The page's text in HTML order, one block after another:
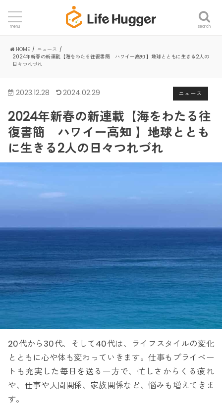
search
menu
HOME
ニュース
2024年新春の新連載【海をわたる往復書簡 ハワイー高知 】地球とともに生きる2人の
日々つれづれ
ニュース
2023.12.28 2024.02.29
2024年新春の新連載【海をわたる往
復書簡 ハワイー高知 】地球ととも
に生きる2人の日々つれづれ
20代から30代、そして40代は、ライフスタイルの変化
とともに心や体も変わっていきます。仕事もプライベー
トも充実した毎日を送る一方で、忙しさからくる疲れ
や、仕事や人間関係、家族関係など、悩みも増えてきま
す。